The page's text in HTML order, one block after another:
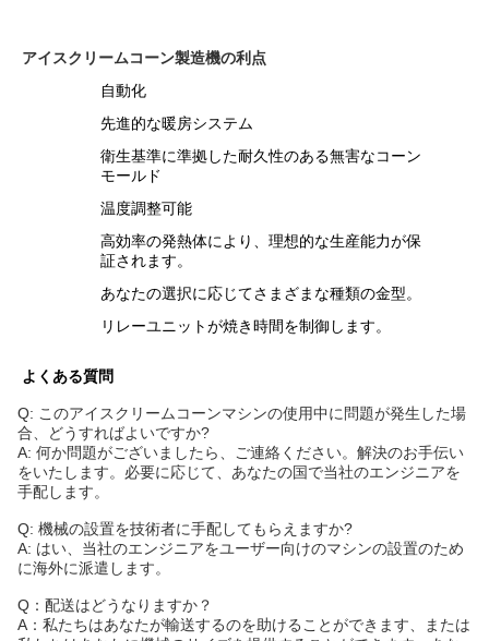
アイスクリームコーン製造機の利点
自動化
先進的な暖房システム
衛生基準に準拠した耐久性のある無害なコーン
モールド
温度調整可能
高効率の発熱体により、理想的な生産能力が保
証されます。
あなたの選択に応じてさまざまな種類の金型。
リレーユニットが焼き時間を制御します。
よくある質問
Q: このアイスクリームコーンマシンの使用中に問題が発生した場
合、どうすればよいですか?
A: 何か問題がございましたら、ご連絡ください。解決のお手伝い
をいたします。必要に応じて、あなたの国で当社のエンジニアを
手配します。
Q: 機械の設置を技術者に手配してもらえますか?
A: はい、当社のエンジニアをユーザー向けのマシンの設置のため
に海外に派遣します。
Q：配送はどうなりますか？
A：私たちはあなたが輸送するのを助けることができます、または